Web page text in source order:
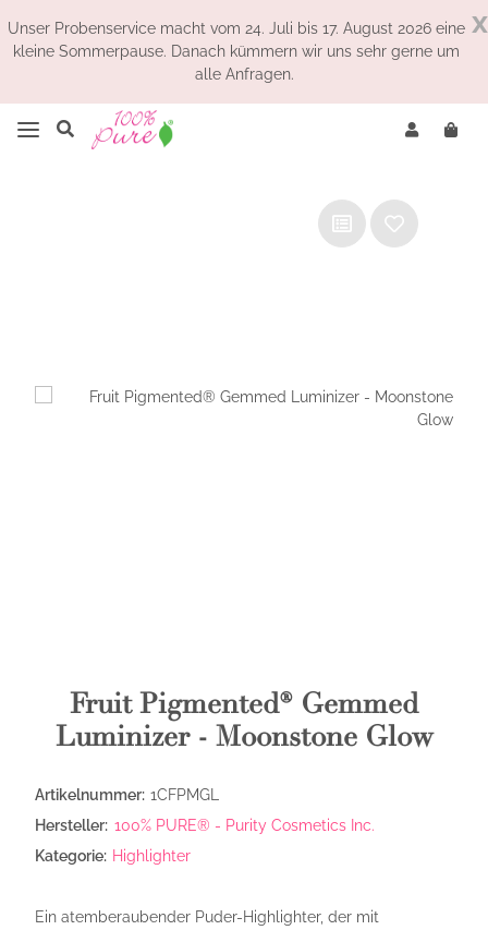
x
Unser Probenservice macht vom 24. Juli bis 17. August 2026 eine
kleine Sommerpause. Danach kümmern wir uns sehr gerne um
alle Anfragen.
Fruit Pigmented® Gemmed
Luminizer - Moonstone Glow
Artikelnummer: 1CFPMGL
Hersteller: 100% PURE® - Purity Cosmetics Inc.
Kategorie: Highlighter
Ein atemberaubender Puder-Highlighter, der mit